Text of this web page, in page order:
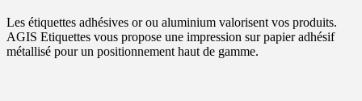
Les étiquettes adhésives or ou aluminium valorisent vos produits.
AGIS Etiquettes vous propose une impression sur papier adhésif
métallisé pour un positionnement haut de gamme.